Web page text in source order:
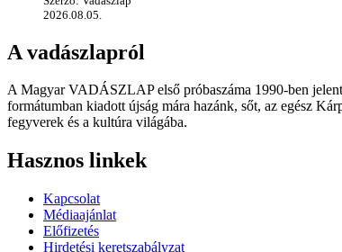
2026.08.05.
A vadászlapról
A Magyar VADÁSZLAP első próbaszáma 1990-ben
formátumban kiadott újság mára hazánk, sőt, az egész
fegyverek és a kultúra világába.
Hasznos linkek
Kapcsolat
Médiaajánlat
Előfizetés
Hirdetési keretszabályzat